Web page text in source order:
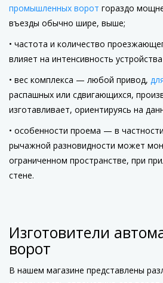
промышленных ворот гораздо
въезды обычно шире, выше;
частота и количество
влияет на интенсивность
вес комплекса — любой привод,
распашных или сдвигающихся,
изготавливает, ориентируясь на
особенности проема — в
рычажной разновидности может
ограниченном пространстве, при
стене.
Изготовители
ворот
В нашем магазине представлены